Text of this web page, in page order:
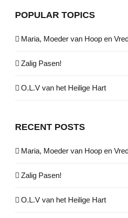
POPULAR TOPICS
Maria, Moeder van Hoop en
Zalig Pasen!
O.L.V van het Heilige Hart
RECENT POSTS
Maria, Moeder van Hoop en
Zalig Pasen!
O.L.V van het Heilige Hart